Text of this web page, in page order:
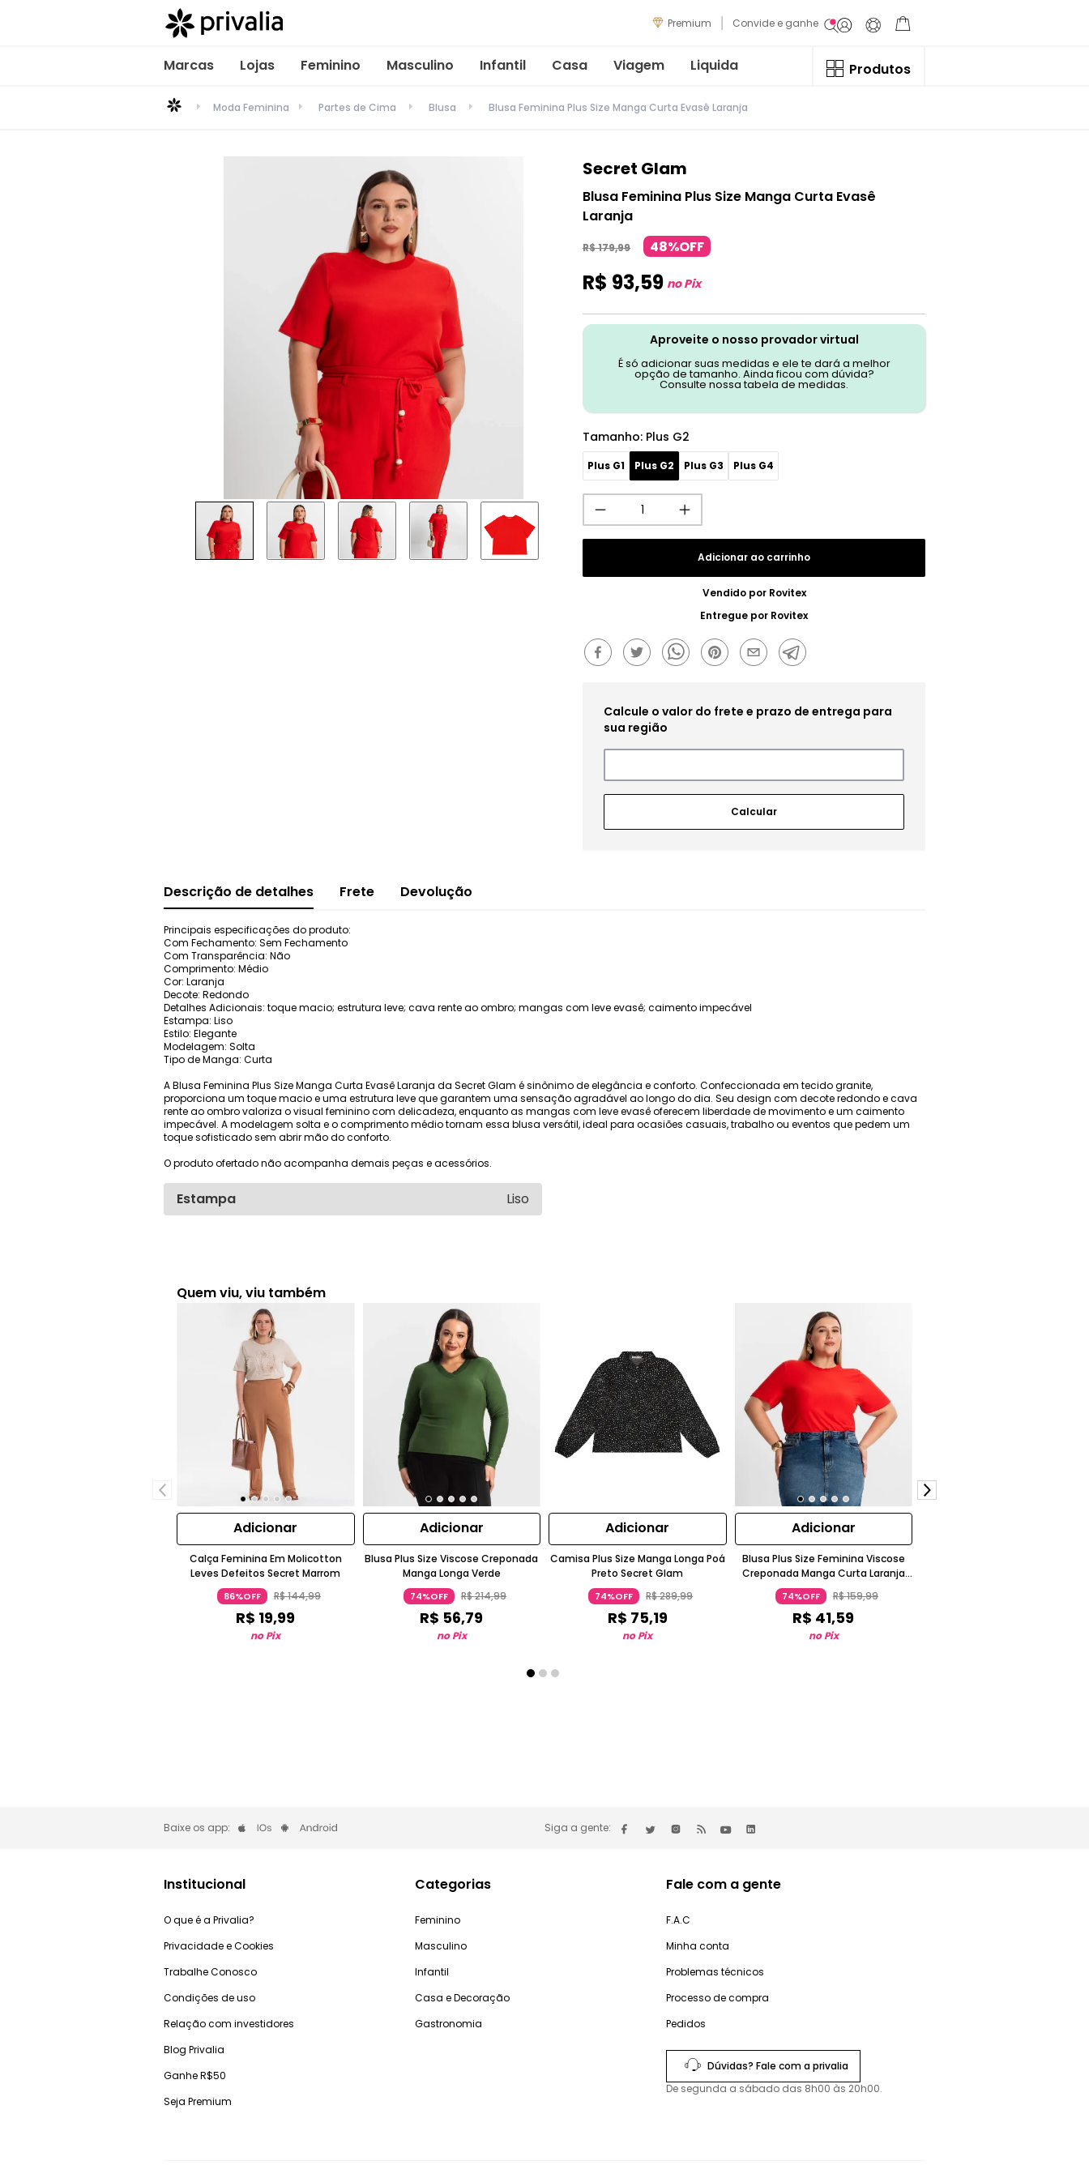
Premium Convide e ganhe
Marcas Lojas Feminino Masculino Infantil Casa Viagem Liquida Produtos
Moda Feminina Partes de Cima Blusa Blusa Feminina Plus Size Manga Curta Evasê Laranja
Secret Glam
Blusa Feminina Plus Size Manga Curta Evasê
Laranja
R$179,99 48%OFF
R$ 93,59 no Pix
Aproveite o nosso provador virtual
É só adicionar suas medidas e ele te dará a melhor
opção de tamanho. Ainda ficou com dúvida?
Consulte nossa tabela de medidas.
Tamanho: Plus G2
Plus G1 Plus G2 Plus G3 Plus G4
Adicionar ao carrinho
Vendido por Rovitex
Entregue por Rovitex
Descrição de detalhes Frete Devolução
Principais especificações do produto:
Com Fechamento: Sem Fechamento
Com Transparência: Não
Comprimento: Médio
Cor: Laranja
Decote: Redondo
Detalhes Adicionais: toque macio; estrutura leve; cava rente ao ombro; mangas com leve evasê; caimento impecável
Estampa: Liso
Estilo: Elegante
Modelagem: Solta
Tipo de Manga: Curta
A Blusa Feminina Plus Size Manga Curta Evasê Laranja da Secret Glam é sinônimo de elegância e conforto. Confeccionada em tecido granite,
proporciona um toque macio e uma estrutura leve que garantem uma sensação agradável ao longo do dia. Seu design com decote redondo e cava
rente ao ombro valoriza o visual feminino com delicadeza, enquanto as mangas com leve evasê oferecem liberdade de movimento e um caimento
impecável. A modelagem solta e o comprimento médio tornam essa blusa versátil, ideal para ocasiões casuais, trabalho ou eventos que pedem um
toque sofisticado sem abrir mão do conforto.
O produto ofertado não acompanha demais peças e acessórios.
Estampa Liso
Quem viu, viu também
Adicionar
Calça Feminina Em Molicotton
Leves Defeitos Secret Marrom
86%OFF R$144,99
R$ 19,99
no Pix
Adicionar
Blusa Plus Size Viscose Creponada
Manga Longa Verde
74%OFF R$214,99
R$ 56,79
no Pix
Adicionar
Camisa Plus Size Manga Longa Poá
Preto Secret Glam
74%OFF R$289,99
R$ 75,19
no Pix
Adicionar
Blusa Plus Size Feminina Viscose
Creponada Manga Curta Laranja
Secret Glam
74%OFF R$159,99
R$ 41,59
no Pix
Baixe os app: Siga a gente:
Institucional
O que é a Privalia?
Privacidade e Cookies
Trabalhe Conosco
Condições de uso
Relação com investidores
Blog Privalia
Ganhe R$50
Seja Premium
Categorias
Feminino
Masculino
Infantil
Casa e Decoração
Gastronomia
Fale com a gente
F.A.C
Minha conta
Problemas técnicos
Processo de compra
Pedidos
Dúvidas? Fale com a privalia
De segunda a sábado das 8h00 às 20h00.